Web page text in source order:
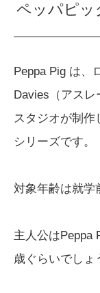
ペッパピッ
Peppa Pig は、
Davies（アス
スタジオが制作
シリーズです。
対象年齢は就学
主人公はPeppa
歳ぐらいでしょ